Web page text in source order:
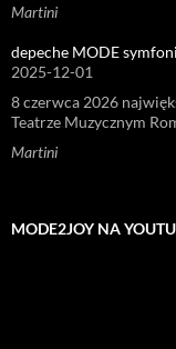
Martini
depeche MODE
2025-12-01
8 czerwca 2026
Teatrze Muzycznym
Martini
MODE2JOY NA